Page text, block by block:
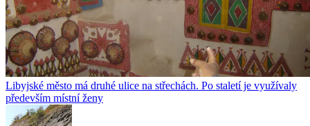
Libyjské město má druhé ulice na střechách. Po staletí je využívaly
především místní ženy